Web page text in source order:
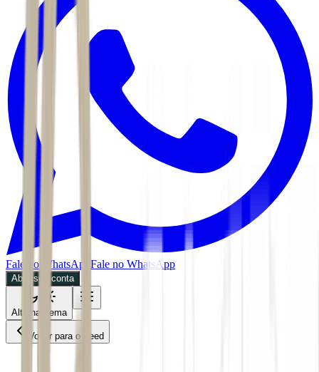
Fale no WhatsApp Fale no WhatsApp
Abra sua conta
Alternar tema
Voltar para o Feed